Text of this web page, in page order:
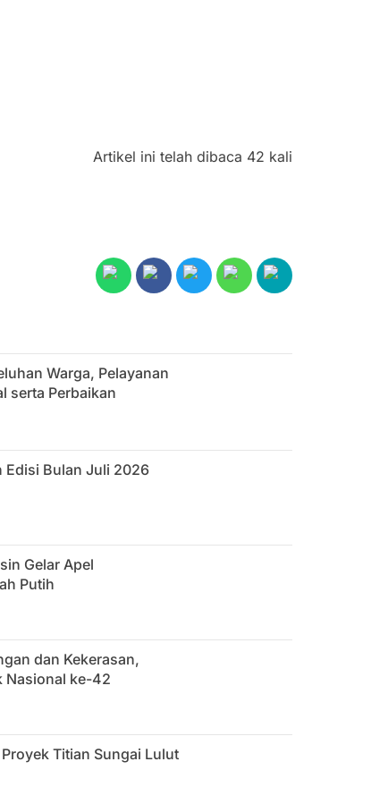
Artikel ini telah dibaca 42 kali
Warga, Pelayanan
serta Perbaikan
Edisi Bulan Juli 2026
Gelar Apel
Putih
dan Kekerasan,
Nasional ke-42
Titian Sungai Lulut